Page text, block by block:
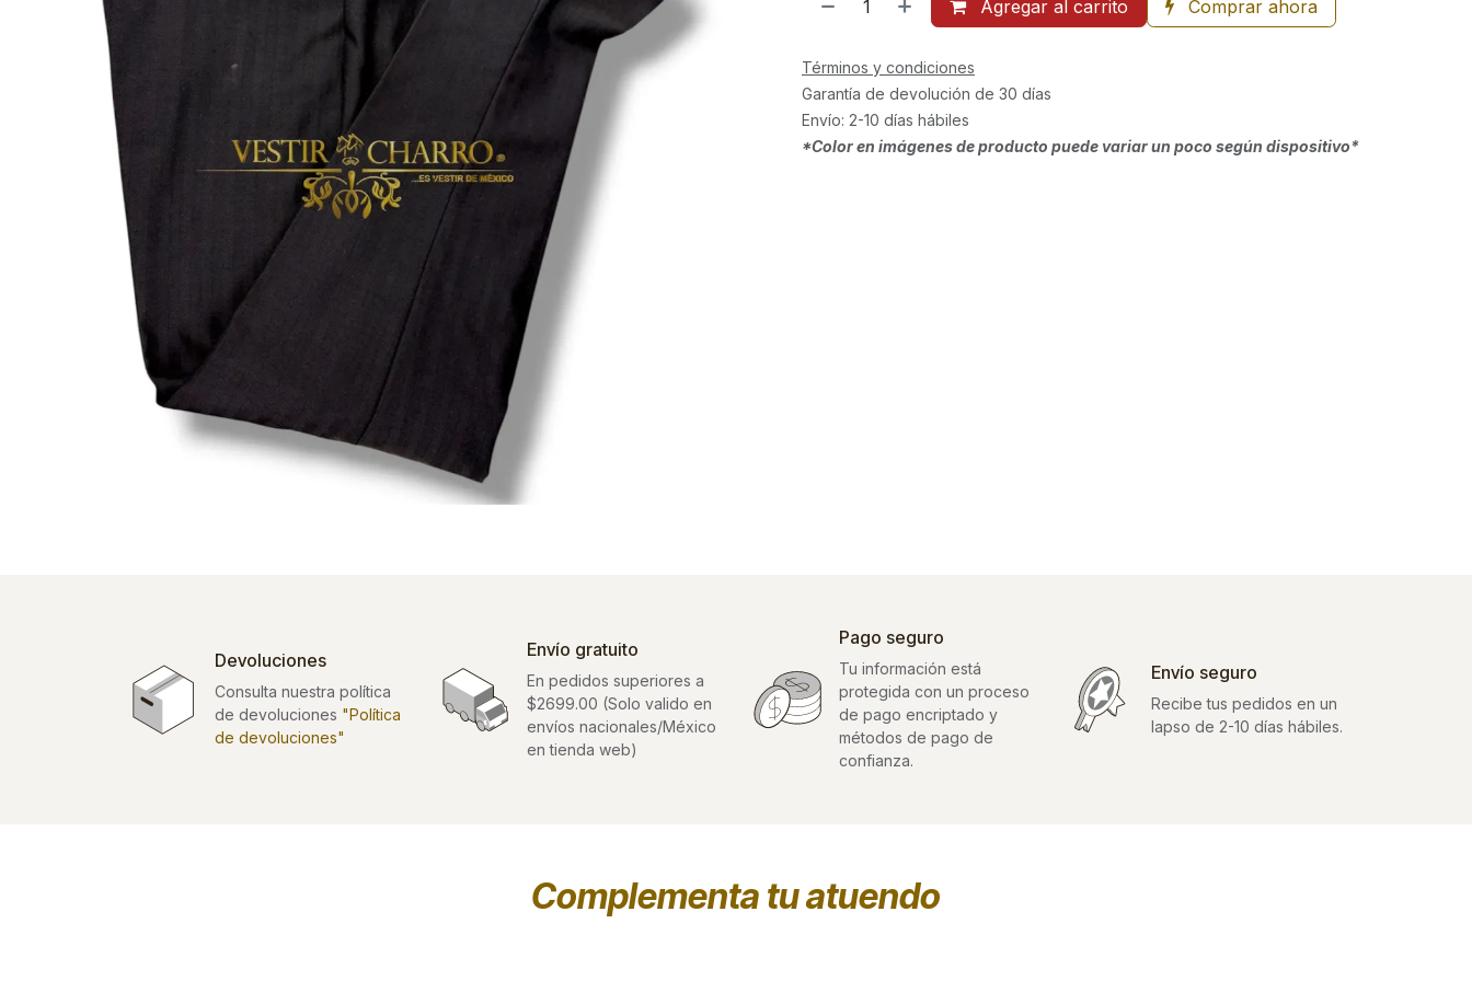
Agregar al carrito Comprar ahora
Términos y condiciones
Garantía de devolución de 30 días
Envío: 2-10 días hábiles
*Color en imágenes de producto puede variar un poco según dispositivo*
Devoluciones
Consulta nuestra política
de devoluciones "Política
de devoluciones"
Envío gratuito
En pedidos superiores a
$2699.00 (Solo valido en
envíos nacionales/México
en tienda web)
Pago seguro
Tu información está
protegida con un proceso
de pago encriptado y
métodos de pago de
confianza.
Envío seguro
Recibe tus pedidos en un
lapso de 2-10 días hábiles.
Complementa tu atuendo